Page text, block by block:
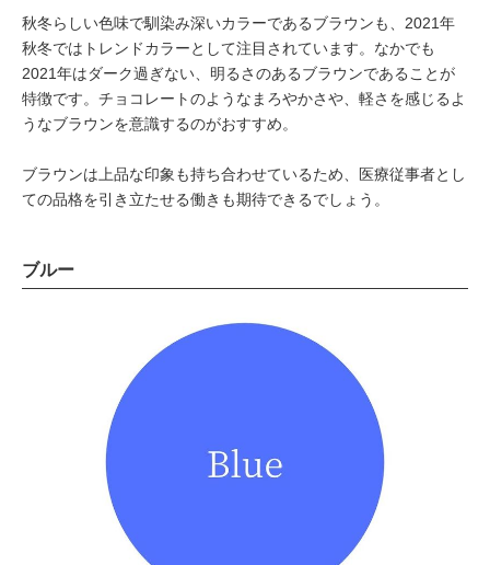
秋冬らしい色味で馴染み深いカラーであるブラウンも、2021年
秋冬ではトレンドカラーとして注目されています。なかでも
2021年はダーク過ぎない、明るさのあるブラウンであることが
特徴です。チョコレートのようなまろやかさや、軽さを感じるよ
うなブラウンを意識するのがおすすめ。
ブラウンは上品な印象も持ち合わせているため、医療従事者とし
ての品格を引き立たせる働きも期待できるでしょう。
ブルー